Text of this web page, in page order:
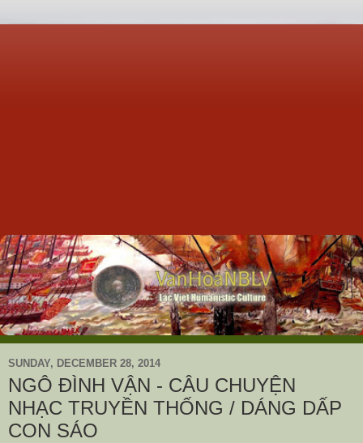
SUNDAY, DECEMBER 28, 2014
NGÔ ĐÌNH VẬN - CÂU CHUYỆN
NHẠC TRUYỀN THỐNG / DÁNG DẤP
CON SÁO